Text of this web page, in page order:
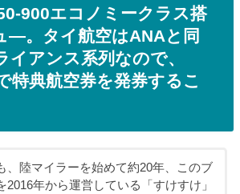
900エコノミークラス搭
―。タイ航空はANAと同
イアンス系列なので、
特典航空券を発券するこ
、陸マイラーを始めて約20年、このブ
2016年から運営している「すけすけ」